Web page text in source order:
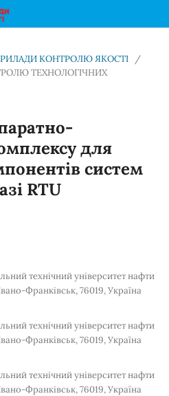
КОНТРОЛЮ ЯКОСТІ
/
ТЕХНОЛОГІЧНИХ
для
систем
RTU
технічний університет нафти
Франківськ, 76019, Україна
технічний університет нафти
Франківськ, 76019, Україна
технічний університет нафти
Франківськ, 76019, Україна